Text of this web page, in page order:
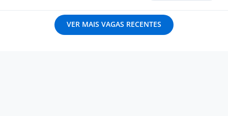
VER MAIS VAGAS RECENTES